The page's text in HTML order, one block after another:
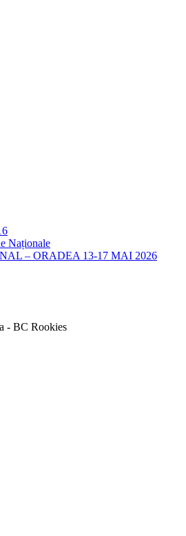
Naționale
– ORADEA 13-17 MAI 2026
- BC Rookies